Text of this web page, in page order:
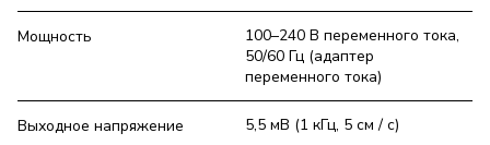
Мощность
100–240 В переменного тока,
50/60 Гц (адаптер
переменного тока)
Выходное напряжение 5,5 мВ (1 кГц, 5 см / с)